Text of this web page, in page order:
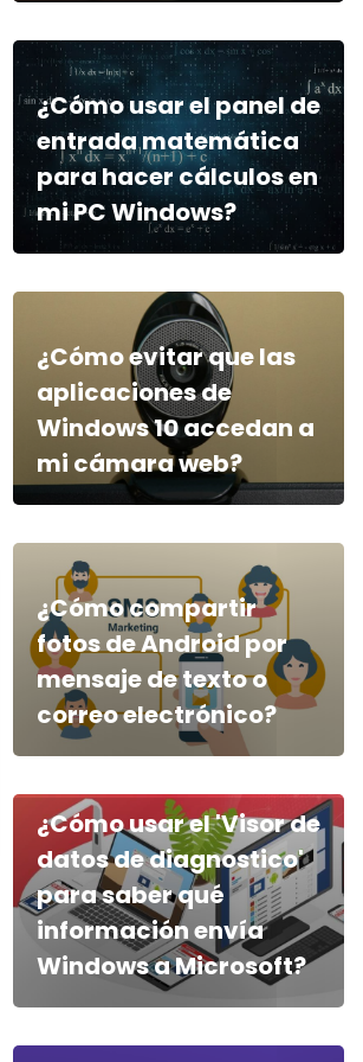
¿Cómo usar el panel de
entrada matemática
para hacer cálculos en
mi PC Windows?
¿Cómo evitar que las
aplicaciones de
Windows 10 accedan a
mi cámara web?
¿Cómo compartir
fotos de Android por
mensaje de texto o
correo electrónico?
¿Cómo usar el 'Visor de
datos de diagnostico'
para saber qué
información envía
Windows a Microsoft?